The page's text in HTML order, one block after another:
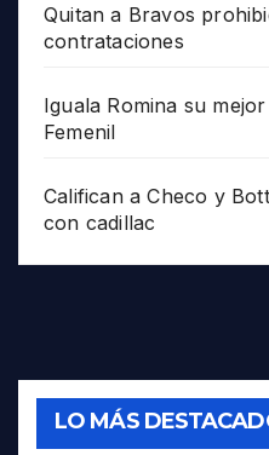
Quitan a Bravos
contrataciones
Iguala Romina su
Femenil
Califican a Checo y
con cadillac
LO MÁS